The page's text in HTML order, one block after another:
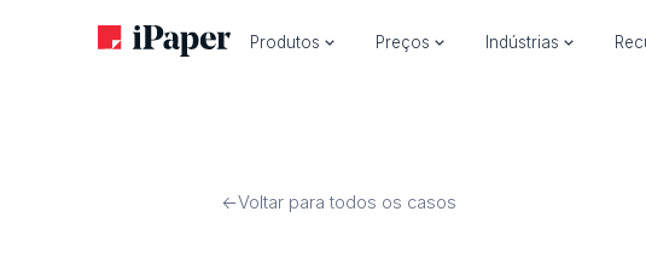
Produtos Preços Indústrias
Voltar para todos os casos